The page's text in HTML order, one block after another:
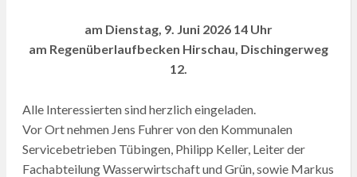
am Dienstag, 9. Juni 2026 14 Uhr
am Regenüberlaufbecken Hirschau, Dischingerweg
12.
Alle Interessierten sind herzlich eingeladen.
Vor Ort nehmen Jens Fuhrer von den Kommunalen
Servicebetrieben Tübingen, Philipp Keller, Leiter der
Fachabteilung Wasserwirtschaft und Grün, sowie Markus